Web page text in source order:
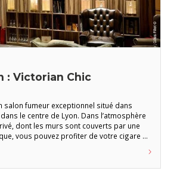
: Victorian Chic
salon fumeur exceptionnel situé dans
le centre de Lyon. Dans l’atmosphère
dont les murs sont couverts par une
vous pouvez profiter de votre cigare de
de cigares de luxe et d’alcools. L’adhésion